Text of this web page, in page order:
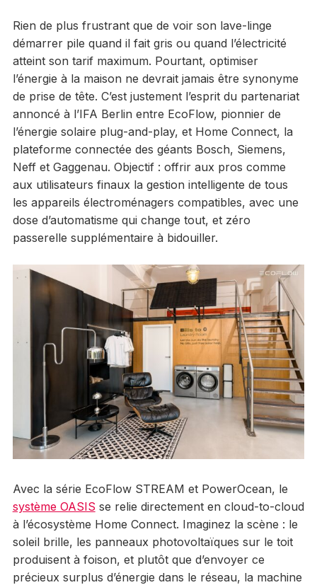
Rien de plus frustrant que de voir son lave-linge
démarrer pile quand il fait gris ou quand l’électricité
atteint son tarif maximum. Pourtant, optimiser
l’énergie à la maison ne devrait jamais être synonyme
de prise de tête. C’est justement l’esprit du partenariat
annoncé à l’IFA Berlin entre EcoFlow, pionnier de
l’énergie solaire plug-and-play, et Home Connect, la
plateforme connectée des géants Bosch, Siemens,
Neff et Gaggenau. Objectif : offrir aux pros comme
aux utilisateurs finaux la gestion intelligente de tous
les appareils électroménagers compatibles, avec une
dose d’automatisme qui change tout, et zéro
passerelle supplémentaire à bidouiller.
Avec la série EcoFlow STREAM et PowerOcean, le
système OASIS se relie directement en cloud-to-cloud
à l’écosystème Home Connect. Imaginez la scène : le
soleil brille, les panneaux photovoltaïques sur le toit
produisent à foison, et plutôt que d’envoyer ce
précieux surplus d’énergie dans le réseau, la machine